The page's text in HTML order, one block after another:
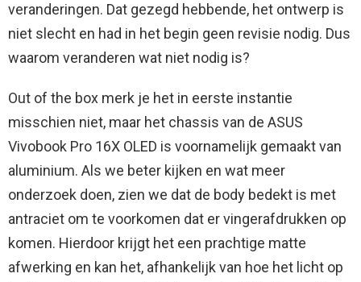
veranderingen. Dat gezegd hebbende, het ontwerp is
niet slecht en had in het begin geen revisie nodig. Dus
waarom veranderen wat niet nodig is?
Out of the box merk je het in eerste instantie
misschien niet, maar het chassis van de ASUS
Vivobook Pro 16X OLED is voornamelijk gemaakt van
aluminium. Als we beter kijken en wat meer
onderzoek doen, zien we dat de body bedekt is met
antraciet om te voorkomen dat er vingerafdrukken op
komen. Hierdoor krijgt het een prachtige matte
afwerking en kan het, afhankelijk van hoe het licht op